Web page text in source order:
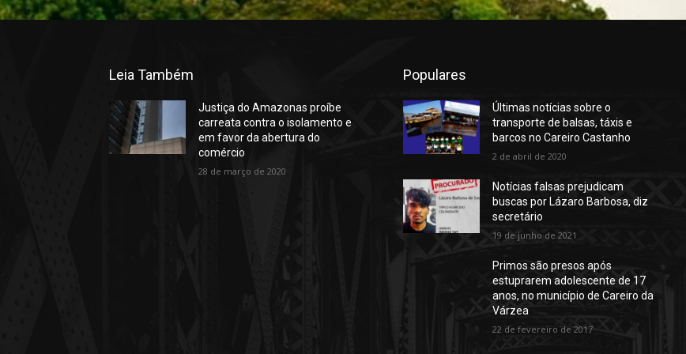
Leia Também
Justiça do Amazonas proíbe
carreata contra o isolamento e
em favor da abertura do
comércio
28 de março de 2020
Populares
Últimas notícias sobre o
transporte de balsas, táxis e
barcos no Careiro Castanho
2 de abril de 2020
Notícias falsas prejudicam
buscas por Lázaro Barbosa, diz
secretário
19 de junho de 2021
Primos são presos após
estuprarem adolescente de 17
anos, no município de Careiro da
Várzea
22 de fevereiro de 2017